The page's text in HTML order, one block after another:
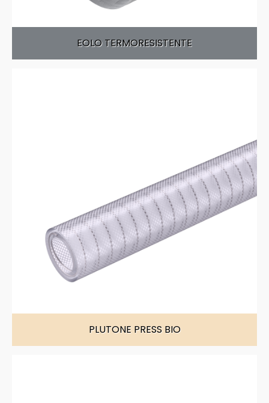
EOLO TERMORESISTENTE
PLUTONE PRESS BIO